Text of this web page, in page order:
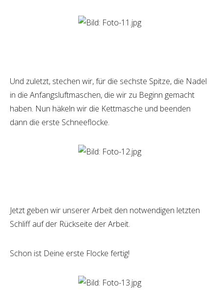
Und zuletzt, stechen wir, für die sechste Spitze, die Nadel
in die Anfangsluftmaschen, die wir zu Beginn gemacht
haben. Nun häkeln wir die Kettmasche und beenden
dann die erste Schneeflocke.
Jetzt geben wir unserer Arbeit den notwendigen letzten
Schliff auf der Rückseite der Arbeit.
Schon ist Deine erste Flocke fertig!